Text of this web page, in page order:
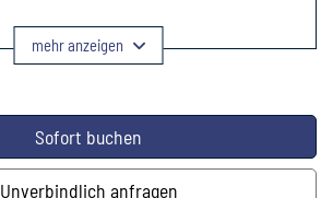
mehr anzeigen
Sofort buchen
Unverbindlich anfragen